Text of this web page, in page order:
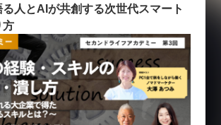
人とAIが共創する次世代スマート
方